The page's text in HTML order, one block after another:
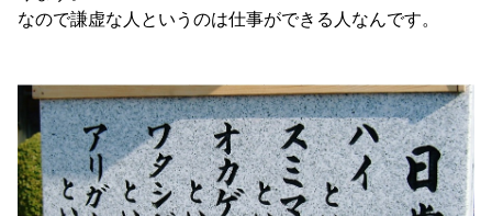
なので謙虚な人というのは仕事ができる人なんです。